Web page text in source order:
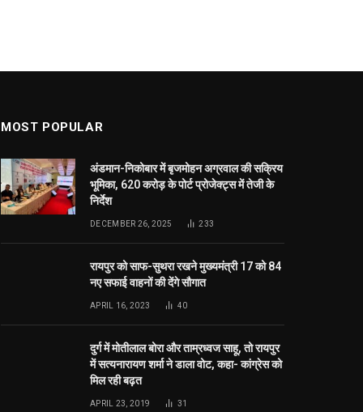
MOST POPULAR
अंडमान-निकोबार में बृजमोहन अग्रवाल की सक्रिय
भूमिका, 620 करोड़ के पोर्ट प्रोजेक्ट्स में तेजी के
DECEMBER 26, 2025
रायपुर को साफ-सुथरा रखने मुख्यमंत्री 17 को 84
APRIL 16, 2023
दुर्ग में मोतीलाल बोरा और ताम्रध्वज साहू, तो रायपुर
में सत्यनारायण शर्मा ने डाला वोट, कहा- कांग्रेस को